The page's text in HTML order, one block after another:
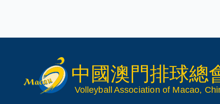
中國澳門排球總
VolleyballAssociation of Macao,